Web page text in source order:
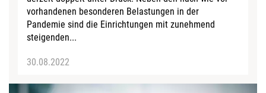
vorhandenen besonderen Belastungen in der
Pandemie sind die Einrichtungen mit zunehmend
steigenden...
30.08.2022